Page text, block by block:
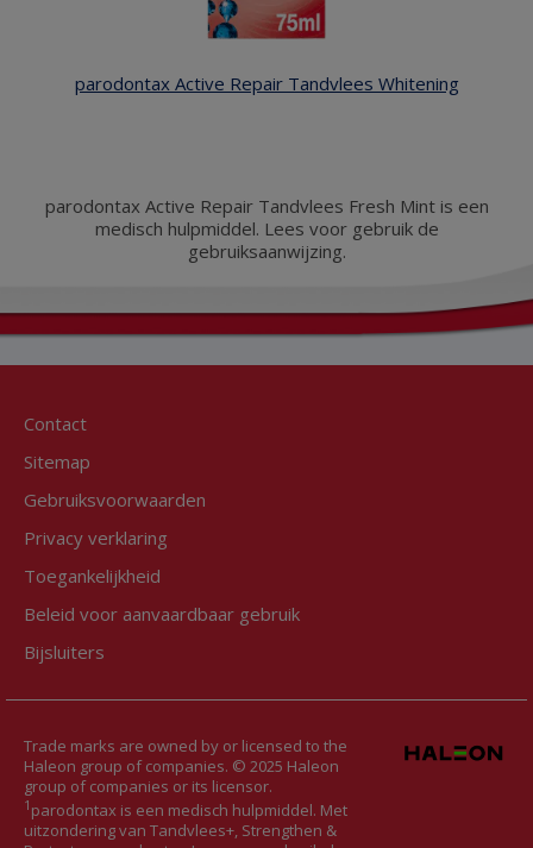
parodontax Active Repair Tandvlees Whitening
parodontax Active Repair Tandvlees Fresh Mint is een
medisch hulpmiddel. Lees voor gebruik de
gebruiksaanwijzing.
Contact
Sitemap
Gebruiksvoorwaarden
Privacy verklaring
Toegankelijkheid
Beleid voor aanvaardbaar gebruik
Bijsluiters
Trade marks are owned by or licensed to the
Haleon group of companies. © 2025 Haleon
group of companies or its licensor.
1 parodontax is een medisch hulpmiddel. Met
uitzondering van Tandvlees+, Strengthen &